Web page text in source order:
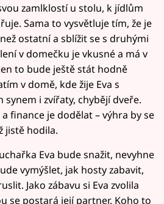
zamlklostí u stolu, k jídlům
Sama to vysvětluje tím, že je
ostatní a sblížit se s druhými
v domečku je vkusné a má v
to bude ještě stát hodně
v domě, kde žije Eva s
i zvířaty, chybějí dveře.
finance je dodělat – výhra by se
jistě hodila.
Eva bude snažit, nevyhne
vymýšlet, jak hosty zabavit,
Jako zábavu si Eva zvolila
se postará její partner. Koho to